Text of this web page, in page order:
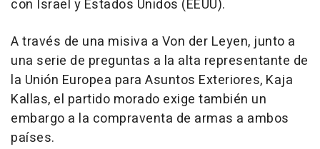
con Israel y Estados Unidos (EEUU).
A través de una misiva a Von der Leyen, junto a
una serie de preguntas a la alta representante de
la Unión Europea para Asuntos Exteriores, Kaja
Kallas, el partido morado exige también un
embargo a la compraventa de armas a ambos
países.